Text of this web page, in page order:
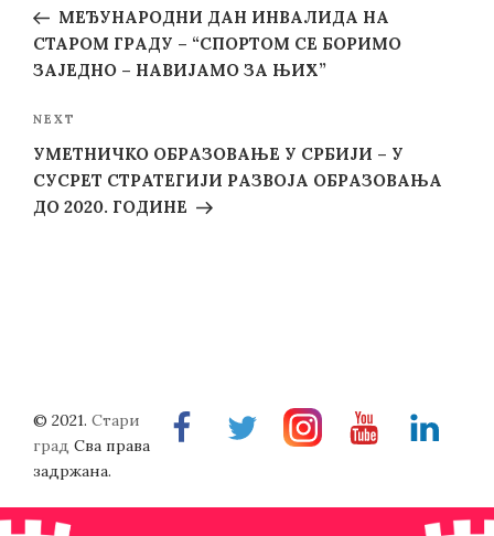
PostМЕЂУНАРОДНИ ДАН ИНВАЛИДА НА
СТАРОМ ГРАДУ – “СПОРТОМ СЕ БОРИМО
ЗАЈЕДНО – НАВИЈАМО ЗА ЊИХ”
Next
Post
NEXT
УМЕТНИЧКО ОБРАЗОВАЊЕ У СРБИЈИ – У
СУСРЕТ СТРАТЕГИЈИ РАЗВОЈА ОБРАЗОВАЊА
ДО 2020. ГОДИНЕ
FacebookTwitterInstragramYoutubeLinkedin
© 2021. Стари
град Сва права
задржана.